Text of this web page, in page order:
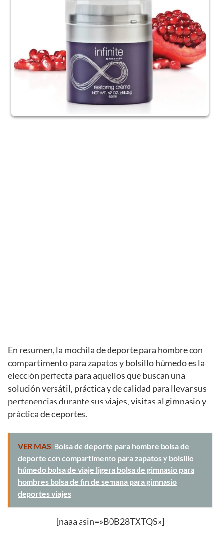
En resumen, la mochila de deporte para hombre con
compartimento para zapatos y bolsillo húmedo es la
elección perfecta para aquellos que buscan una
solución versátil, práctica y de calidad para llevar sus
pertenencias durante sus viajes, visitas al gimnasio y
práctica de deportes.
VER MAS Bolsa de deporte para hombre bolsa de
deporte con compartimento para zapatos y bolsillo
húmedo bolsa de viaje ligera bolsa de gimnasio para
hombres bolsa de fin de semana para gimnasio
deportes viajes
[naaa asin=»B0B28TXTQS»]